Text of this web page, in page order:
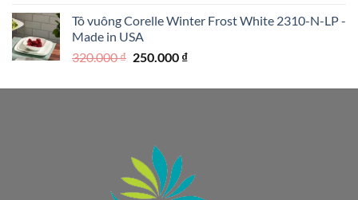
là:
390.000 ₫.
tại
290.000 ₫.
Tô vuông Corelle Winter Frost White 2310-N-LP -
Made in USA
320.000₫ Giá
là:
250.000 ₫Giá
tại